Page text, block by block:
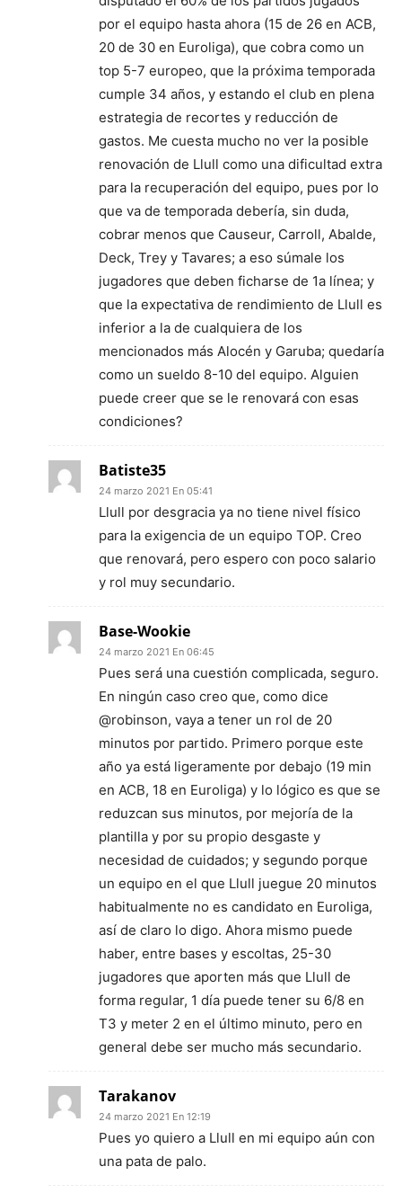
por el equipo hasta ahora (15 de 26 en ACB,
20 de 30 en Euroliga), que cobra como un
top 5-7 europeo, que la próxima temporada
cumple 34 años, y estando el club en plena
estrategia de recortes y reducción de
gastos. Me cuesta mucho no ver la posible
renovación de Llull como una dificultad extra
para la recuperación del equipo, pues por lo
que va de temporada debería, sin duda,
cobrar menos que Causeur, Carroll, Abalde,
Deck, Trey y Tavares; a eso súmale los
jugadores que deben ficharse de 1a línea; y
que la expectativa de rendimiento de Llull es
inferior a la de cualquiera de los
mencionados más Alocén y Garuba; quedaría
como un sueldo 8-10 del equipo. Alguien
puede creer que se le renovará con esas
condiciones?
Batiste35
24 marzo 2021 En 05:41
Llull por desgracia ya no tiene nivel físico
para la exigencia de un equipo TOP. Creo
que renovará, pero espero con poco salario
y rol muy secundario.
Base-Wookie
24 marzo 2021 En 06:45
Pues será una cuestión complicada, seguro.
En ningún caso creo que, como dice
@robinson, vaya a tener un rol de 20
minutos por partido. Primero porque este
año ya está ligeramente por debajo (19 min
en ACB, 18 en Euroliga) y lo lógico es que se
reduzcan sus minutos, por mejoría de la
plantilla y por su propio desgaste y
necesidad de cuidados; y segundo porque
un equipo en el que Llull juegue 20 minutos
habitualmente no es candidato en Euroliga,
así de claro lo digo. Ahora mismo puede
haber, entre bases y escoltas, 25-30
jugadores que aporten más que Llull de
forma regular, 1 día puede tener su 6/8 en
T3 y meter 2 en el último minuto, pero en
general debe ser mucho más secundario.
Tarakanov
24 marzo 2021 En 12:19
Pues yo quiero a Llull en mi equipo aún con
una pata de palo.